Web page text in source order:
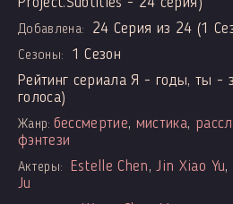
Добавлена: 24 Серия из 24 (1
Сезоны:
1 Сезон
Рейтинг сериала Я - годы, ты -
голоса)
Жанр: бессмертие, мистика,
фэнтези
Актеры: Estelle Chen,Jin Xiao Yu,
Ju